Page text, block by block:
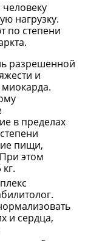
нагрузку.
по степени
разрешенной
и
в пределах
пищи,
этом
и сердца,